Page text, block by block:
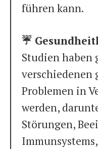
führen kann.
☔️
Studien haben
Problemen in
werden,
Störungen,